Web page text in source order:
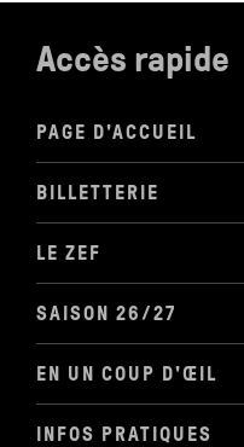
Accès rapide
PAGE D'ACCUEIL
BILLETTERIE
LE ZEF
SAISON 26/27
EN UN COUP D'ŒIL
INFOS PRATIQUES